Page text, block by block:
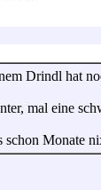
Drindl hat
mal eine
schon Monate